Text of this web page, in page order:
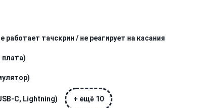
работает тачскрин / не реагирует на касания
плата)
C, Lightning) + ещё 10